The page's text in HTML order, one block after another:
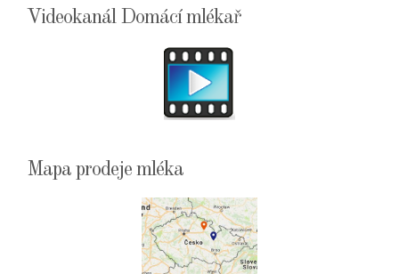
Videokanál Domácí mlékař
Mapa prodeje mléka